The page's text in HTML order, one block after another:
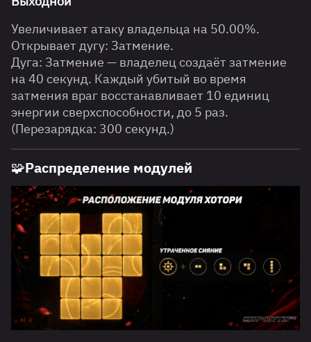
Увеличивает атаку владельца на 50.00%.
Открывает дугу: Затмение.
Дуга: Затмение — владелец создаёт затмение
на 40 секунд. Каждый убитый во время
затмения враг восстанавливает 10 единиц
энергии сверхспособности, до 5 раз.
(Перезарядка: 300 секунд.)
🧩Распределение модулей